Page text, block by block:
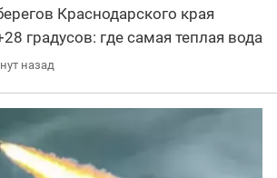
Краснодарского края
градусов: где самая теплая вода
назад